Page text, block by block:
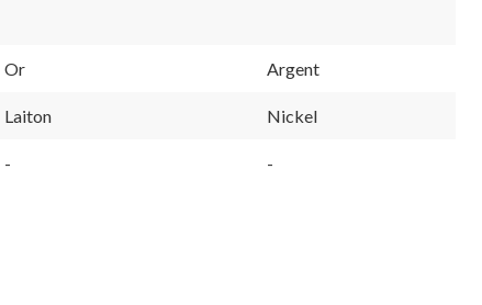
Or Argent
Laiton Nickel
- -